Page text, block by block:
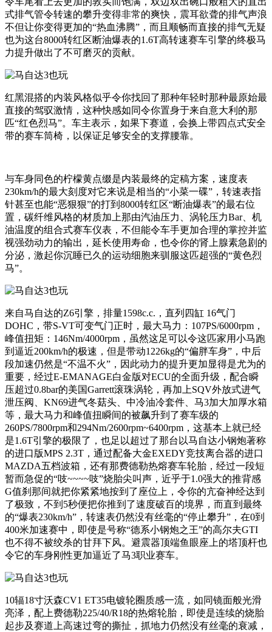
式排气管令转速的攀升变得非常的爽快，震耳欲聋的排气声浪
不但让你变得更加的“热血沸腾”，而且顺畅而直接的排气无疑
也为这台8000转红区断油爆表的1.6T高转速赛车引擎的终极马
力提升做出了不可磨灭的贡献。
红黑混搭的内装风格似乎令你找回了那种年轻时那种最原始最
直接的驾驭激情，这种快感如同令你置身于来自意大利的那
匹“红色烈马”。车主表示，如果下赛道，会换上带四点式安全
带的赛车筒椅，以保证足够安全的支撑腰靠。
与车身同色的柠檬黄点缀是内装最终的定稿方案，速度表
230km/h的最大刻度对它来说是相当的“小菜一碟”，转速表指
针甚至也能“恶狠狠”的打到8000转红区“断油爆表”的最右位
置，碳纤维风格的材质加上那由汽油压力、涡轮压力Bar、机
油温度的组合式赛车仪表，不但能令车手更加合理的掌控并监
视强劲动力的输出，延长使用寿命，也令你的肾上腺素急剧的
分泌，激起你沉睡已久的运动细胞来驯服这匹超强的“黄色烈
马”。
来自马自达的Z6引擎，排量1598c.c.，直列四缸 16气门
DOHC，带S-VT可变气门正时，最大马力：107PS/6000rpm，
峰值扭矩：146Nm/4000rpm，虽然这足可以令这匹家用小马跑
到逼近200km/h的极速，但是带动1226kg的“偏胖车身”，中后
段加速仍然是“不温不火”，因此动力的提升更加显得是尤为的
重要，经过E-EMANAGE白金版对ECU的全面升级，配合瞬
压超过0.8bar的美国Garrett滚珠涡轮，再加上SQV外放式进气
泄压阀、KN69进气冬菇头、中冷油冷套件、马3加大加厚水箱
等，最大马力和峰值扭瞬间的被飙升到了赛车级的
260PS/7800rpm和294Nm/2600rpm~6400rpm，这基本上就已经
是1.6T引擎的极限了，也足以超过了那台以马自达小钢炮著称
的进口版MPS 2.3T，通过配备大金EXEDY竞技离合器的进口
MAZDA五档波箱，还有那费德勒热熔赛车轮胎，经过一段短
暂而急促的“吱~~~~吱”烧胎尖叫声，近乎于1.0强大的推背感
G值刹那间就把你紧紧地按到了座位上，令你的亢奋神经达到
了极致，不到5秒便把你推到了速度破百的境界，而直到最终
的“爆表230km/h”，转速表仍然没有丝毫的“停止攀升”，在0到
400米加速赛中，即使是号称“德系小钢炮之王”的高尔夫GTI
也不得不被绞杀的甘拜下风。避震器顶端鱼眼座上的塔顶杆也
令它的车身刚性更加逼近了马3职业赛车。
10辐18寸沃森CV1 ET35电镀轮圈质感一流，如同镜面般光滑
亮泽，配上费德勒225/40/R18的热熔轮胎，即使是连续的烧胎
起步及赛道上高速过弯的撕扯，抓地力仍然没有丝毫的衰减，